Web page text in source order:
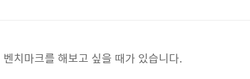
치마크를 해보고 싶을 때가 있습니다.